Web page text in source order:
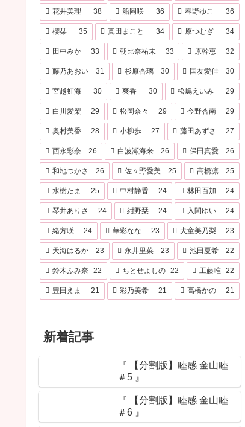
花井美理 38 船岡咲 36 春野ゆこ 36
櫻栞 35 真田まこと 34 原つむぎ 34
田中みか 33 朝比奈祐未 33 原幹恵 32
藤乃あおい 31 杉原杏璃 30 国友愛佳 30
宮越虹海 30 爽香 30 松嶋えいみ 29
白川愛梨 29 松岡奈々 29 今野杏南 29
奥村美香 28 小柳歩 27 藤田あずさ 27
西永彩奈 26 白波瀬海来 26 保田真愛 26
和地つかさ 26 佐々野愛美 25 高橋凛 25
水樹たま 25 中村静香 24 林田百加 24
琴井ありさ 24 紺野栞 24 入間ゆい 24
緒方咲 24 華彩なな 23 犬童美乃梨 23
天海はるか 23 永井里菜 23 池田夏希 22
鈴木ふみ奈 22 ちとせよしの 22 工藤唯 22
豊田えま 21 彩乃美希 21 高橋かの 21
新着記事
『 【分割版】睦感 金山睦
＃5 』
『 【分割版】睦感 金山睦
＃6 』